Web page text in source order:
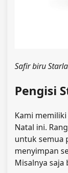
Safir biru
Pengisi
Kami
Natal ini.
untuk semua
menyimpan
Misalnya saja